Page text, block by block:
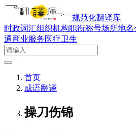
规范化翻译库
时政词汇组织机构职衔称号场所地名
通商业服务医疗卫生
首页
成语翻译
操刀伤锦